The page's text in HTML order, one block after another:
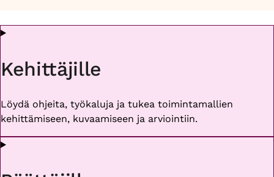
Kehittäjille
Löydä ohjeita, työkaluja ja tukea toimintamallien
kehittämiseen, kuvaamiseen ja arviointiin.